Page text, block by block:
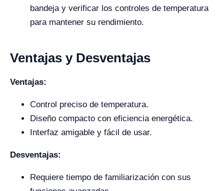
bandeja y verificar los controles de temperatura
para mantener su rendimiento.
Ventajas y Desventajas
Ventajas:
Control preciso de temperatura.
Diseño compacto con eficiencia energética.
Interfaz amigable y fácil de usar.
Desventajas:
Requiere tiempo de familiarización con sus